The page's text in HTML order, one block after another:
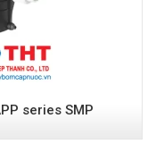
series SMP